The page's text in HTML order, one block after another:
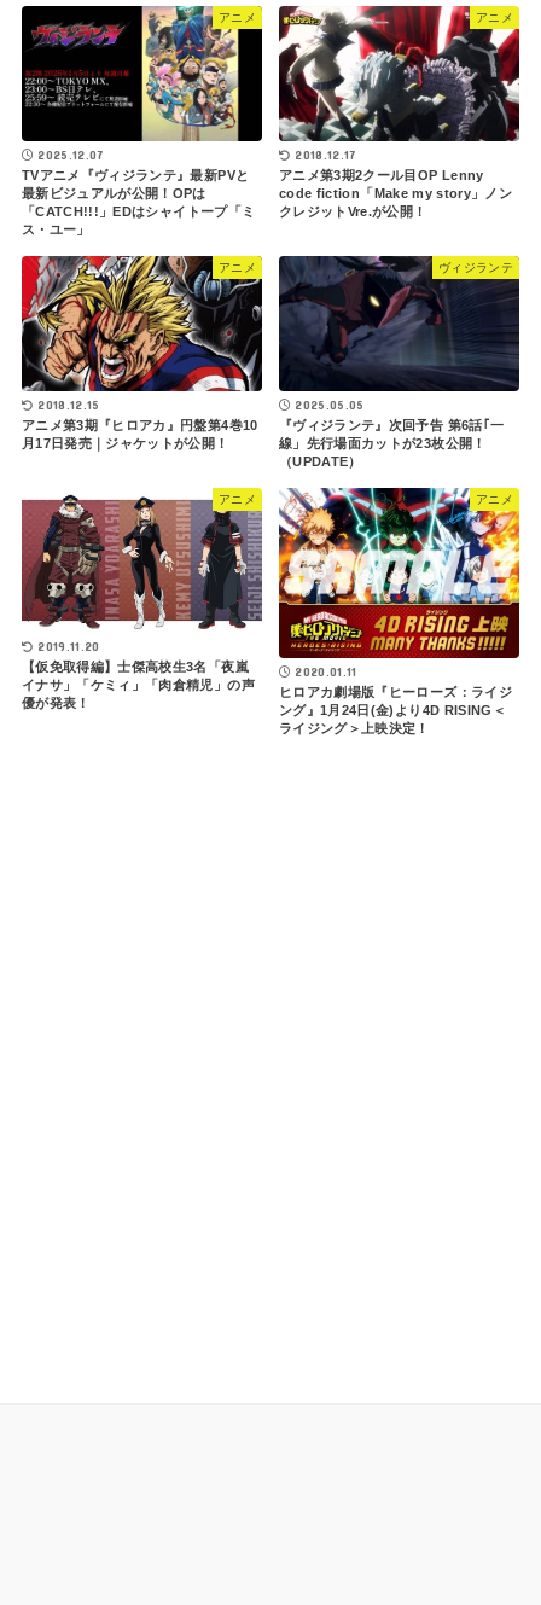
アニメ
2025.12.07
TVアニメ『ヴィジランテ』最新PVと
最新ビジュアルが公開！OPは
「CATCH!!!」EDはシャイトープ「ミ
ス・ユー」
アニメ
2018.12.17
アニメ第3期2クール目OP Lenny
code fiction「Make my story」ノン
クレジットVre.が公開！
アニメ
2018.12.15
アニメ第3期『ヒロアカ』円盤第4巻10
月17日発売｜ジャケットが公開！
ヴィジランテ
2025.05.05
『ヴィジランテ』次回予告 第6話｢一
線」先行場面カットが23枚公開！
（UPDATE）
アニメ
2019.11.20
【仮免取得編】士傑高校生3名「夜嵐
イナサ」「ケミィ」「肉倉精児」の声
優が発表！
アニメ
2020.01.11
ヒロアカ劇場版『ヒーローズ：ライジ
ング』1月24日(金)より4D RISING＜
ライジング＞上映決定！